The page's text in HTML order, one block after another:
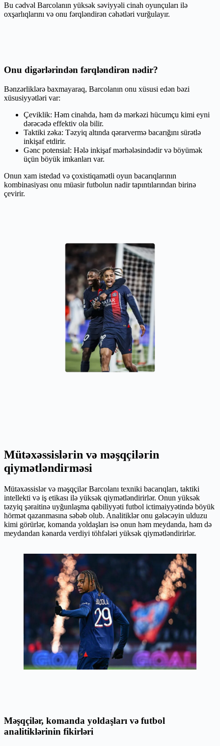
Bu cədvəl Barcolanın yüksək səviyyəli cinah oyunçuları ilə
oxşarlıqlarını və onu fərqləndirən cəhətləri vurğulayır.
Onu digərlərindən fərqləndirən nədir?
Bənzərliklərə baxmayaraq, Barcolanın onu xüsusi edən bəzi
xüsusiyyətləri var:
Çeviklik: Həm cinahda, həm də mərkəzi hücumçu kimi eyni
dərəcədə effektiv ola bilir.
Taktiki zəka: Təzyiq altında qərarvermə bacarığını sürətlə
inkişaf etdirir.
Gənc potensial: Hələ inkişaf mərhələsindədir və böyümək
üçün böyük imkanları var.
Onun xam istedad və çoxistiqamətli oyun bacarıqlarının
kombinasiyası onu müasir futbolun nadir tapıntılarından birinə
çevirir.
Mütəxəssislərin və məşqçilərin
qiymətləndirməsi
Mütəxəssislər və məşqçilər Barcolanı texniki bacarıqları, taktiki
intellekti və iş etikası ilə yüksək qiymətləndirirlər. Onun yüksək
təzyiq şəraitinə uyğunlaşma qabiliyyəti futbol ictimaiyyətində böyük
hörmət qazanmasına səbəb olub. Analitiklər onu gələcəyin ulduzu
kimi görürlər, komanda yoldaşları isə onun həm meydanda, həm də
meydandan kənarda verdiyi töhfələri yüksək qiymətləndirirlər.
Məşqçilər, komanda yoldaşları və futbol
analitiklərinin fikirləri